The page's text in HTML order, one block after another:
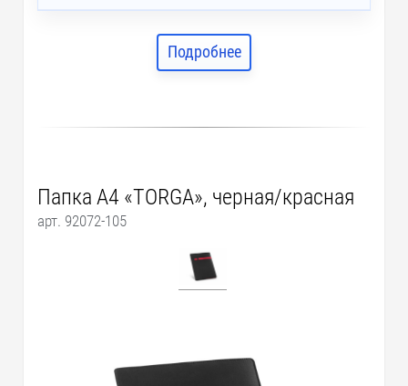
Подробнее
Папка A4 «TORGA», черная/красная
арт. 92072-105